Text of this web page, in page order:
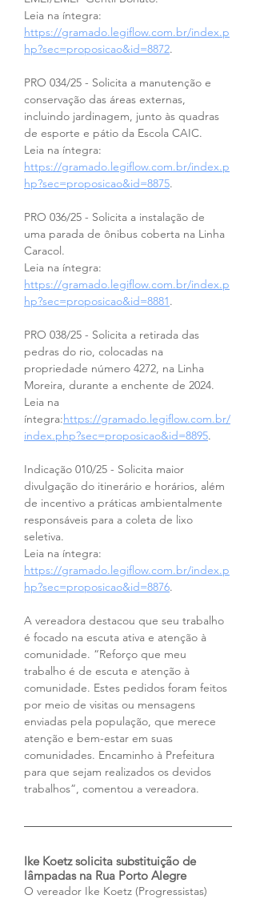
Leia na íntegra:
https://gramado.legiflow.com.br/index.p
hp?sec=proposicao&id=8872.
PRO 034/25 - Solicita a manutenção e
conservação das áreas externas,
incluindo jardinagem, junto às quadras
de esporte e pátio da Escola CAIC.
Leia na íntegra:
https://gramado.legiflow.com.br/index.p
hp?sec=proposicao&id=8875.
PRO 036/25 - Solicita a instalação de
uma parada de ônibus coberta na Linha
Caracol.
Leia na íntegra:
https://gramado.legiflow.com.br/index.p
hp?sec=proposicao&id=8881.
PRO 038/25 - Solicita a retirada das
pedras do rio, colocadas na
propriedade número 4272, na Linha
Moreira, durante a enchente de 2024.
Leia na
íntegra:https://gramado.legiflow.com.br/
index.php?sec=proposicao&id=8895.
Indicação 010/25 - Solicita maior
divulgação do itinerário e horários, além
de incentivo a práticas ambientalmente
responsáveis para a coleta de lixo
seletiva.
Leia na íntegra:
https://gramado.legiflow.com.br/index.p
hp?sec=proposicao&id=8876.
A vereadora destacou que seu trabalho
é focado na escuta ativa e atenção à
comunidade. “Reforço que meu
trabalho é de escuta e atenção à
comunidade. Estes pedidos foram feitos
por meio de visitas ou mensagens
enviadas pela população, que merece
atenção e bem-estar em suas
comunidades. Encaminho à Prefeitura
para que sejam realizados os devidos
trabalhos”, comentou a vereadora.
Ike Koetz solicita substituição de
lâmpadas na Rua Porto Alegre
O vereador Ike Koetz (Progressistas)